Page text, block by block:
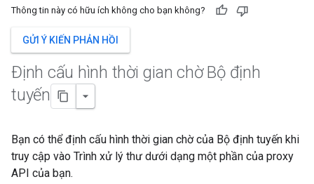
Thông tin này có hữu ích không cho bạn không?
GỬI Ý KIẾN PHẢN HỒI
Định cấu hình thời gian chờ Bộ định
tuyến
Bạn có thể định cấu hình thời gian chờ của Bộ định tuyến khi
truy cập vào Trình xử lý thư dưới dạng một phần của proxy
API của bạn.